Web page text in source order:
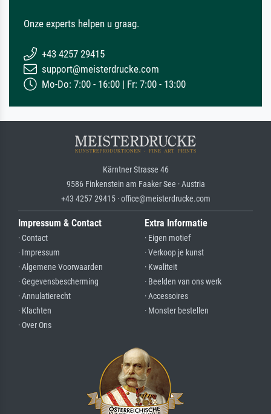
Onze experts helpen u graag.
+43 4257 29415
support@meisterdrucke.com
Mo-Do: 7:00 - 16:00 | Fr: 7:00 - 13:00
Kärntner Strasse 46
9586 Finkenstein am Faaker See · Austria
+43 4257 29415 · office@meisterdrucke.com
Impressum & Contact
· Contact
· Impressum
· Algemene Voorwaarden
· Gegevensbescherming
· Annulatierecht
· Klachten
· Over Ons
Extra Informatie
· Eigen motief
· Verkoop je kunst
· Kwaliteit
· Beelden van ons werk
· Accessoires
· Monster bestellen